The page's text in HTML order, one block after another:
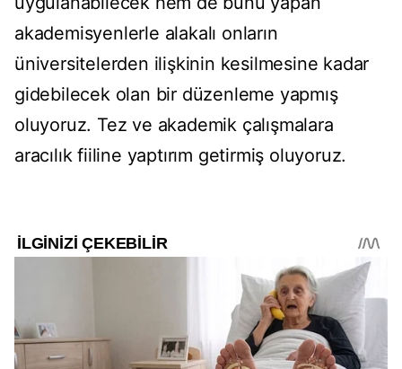
akademisyenlerle alakalı onların
üniversitelerden ilişkinin kesilmesine kadar
gidebilecek olan bir düzenleme yapmış
oluyoruz. Tez ve akademik çalışmalara
aracılık fiiline yaptırım getirmiş oluyoruz.